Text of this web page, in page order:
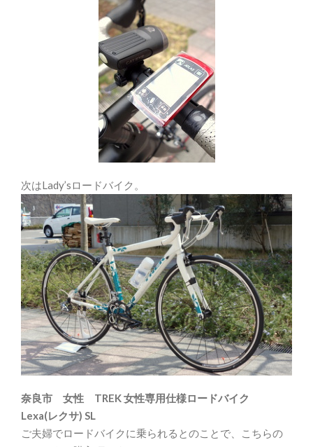
次はLady’sロードバイク。
奈良市 女性 TREK 女性専用仕様ロードバイク
Lexa(レクサ) SL
ご夫婦でロードバイクに乗られるとのことで、こちらの